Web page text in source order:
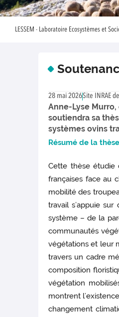
LESSEM - Laboratoire Ecosystèmes et
28 mai 2026Site INRAE
Anne-Lyse
soutiendra sa
systèmes ovins
Résumé de la
Cette thèse étudie
françaises face au
mobilité des
travail s’appuie
système – de la
communautés
végétations et leur
travers un cadre
composition
végétation
montrent
changement